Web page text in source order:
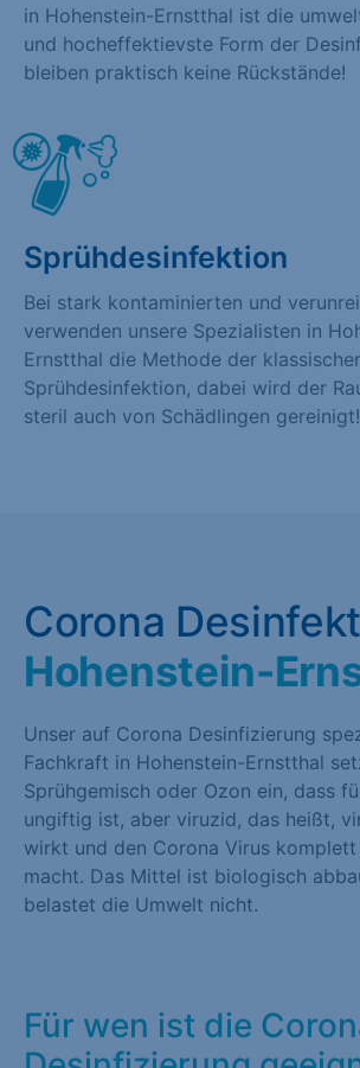
in Hohenstein-Ernstthal ist die
und hocheffektievste Form der
bleiben praktisch keine Rückstände!
Sprühdesinfektion
Bei stark kontaminierten und
verwenden unsere Spezialisten in
Ernstthal die Methode der
Sprühdesinfektion, dabei wird der
steril auch von Schädlingen gereinigt!
Corona
Hohenstein-
Unser auf Corona Desinfizierung
Fachkraft in Hohenstein-Ernstthal
Sprühgemisch oder Ozon ein, dass
ungiftig ist, aber viruzid, das heißt,
wirkt und den Corona Virus komplett
macht. Das Mittel ist biologisch
belastet die Umwelt nicht.
Für wen ist die